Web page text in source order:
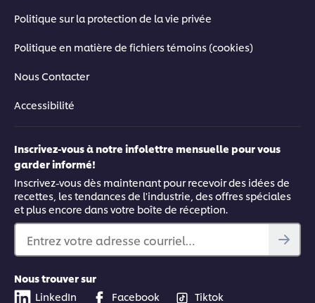
Politique sur la protection de la vie privée
Politique en matière de fichiers témoins (cookies)
Nous Contacter
Accessibilité
Inscrivez-vous à notre infolettre mensuelle pour vous
garder informé!
Inscrivez-vous dès maintenant pour recevoir des idées de
recettes, les tendances de l'industrie, des offres spéciales
et plus encore dans votre boîte de réception.
Entrez votre adresse courriel…
Nous trouver sur
LinkedIn
Facebook Tiktok